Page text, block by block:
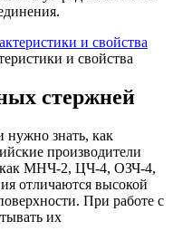
и свойства
стержней
нужно знать, как
производители
как МНЧ-2, ЦЧ-4, ОЗЧ-4,
отличаются высокой
При работе с
их